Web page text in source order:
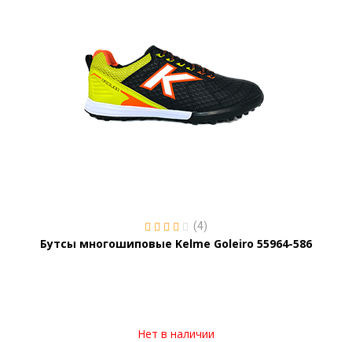
(4)
Бутсы многошиповые Kelme Goleiro 55964-586
Нет в наличии